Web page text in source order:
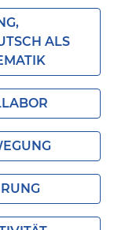
ALS